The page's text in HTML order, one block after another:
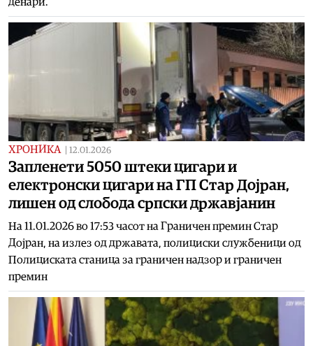
ХРОНИКА 12.01.2026
Запленети 5050 штеки цигари и
електронски цигари на ГП Стар Дојран,
лишен од слобода српски државјанин
На 11.01.2026 во 17:53 часот на Граничен премин Стар
Дојран, на излез од државата, полициски службеници од
Полициската станица за граничен надзор и граничен
премин